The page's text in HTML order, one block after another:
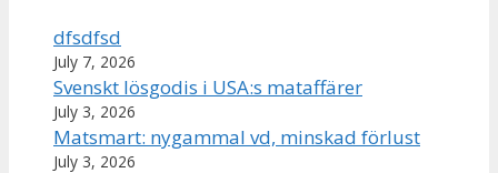
dfsdfsd
July 7, 2026
Svenskt lösgodis i USA:s mataffärer
July 3, 2026
Matsmart: nygammal vd, minskad förlust
July 3, 2026